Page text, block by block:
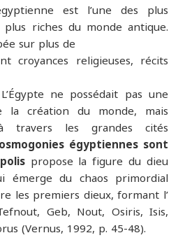
est l’une des plus
riches du monde antique.
sur plus de
croyances religieuses, récits
ne possédait pas une
la création du monde, mais
travers les grandes cités
osmogonies égyptiennes sont
propose la figure du dieu
du chaos primordial
les premiers dieux, formant l’
Geb, Nout, Osiris, Isis,
(Vernus, 1992, p. 45-48).